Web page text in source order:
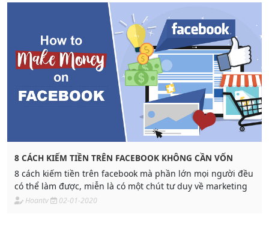
8 CÁCH KIẾM TIỀN TRÊN FACEBOOK KHÔNG CẦN VỐN
8 cách kiếm tiền trên facebook mà phần lớn mọi người đều
có thể làm được, miễn là có một chút tư duy về marketing
Hoantv 02-01-2020